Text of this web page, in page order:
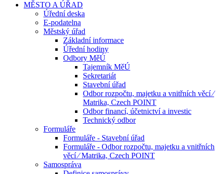
MĚSTO A ÚŘAD
Úřední deska
E-podatelna
Městský úřad
Základní informace
Úřední hodiny
Odbory MěÚ
Tajemník MěÚ
Sekretariát
Stavební úřad
Odbor rozpočtu, majetku a vnitřních věcí ⁄
Matrika, Czech POINT
Odbor financí, účetnictví a investic
Technický odbor
Formuláře
Formuláře - Stavební úřad
Formuláře - Odbor rozpočtu, majetku a vnitřních
věcí ⁄ Matrika, Czech POINT
Samospráva